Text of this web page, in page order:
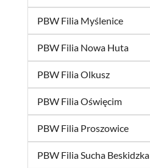
PBW Filia Myślenice
PBW Filia Nowa Huta
PBW Filia Olkusz
PBW Filia Oświęcim
PBW Filia Proszowice
PBW Filia Sucha Beskidzka